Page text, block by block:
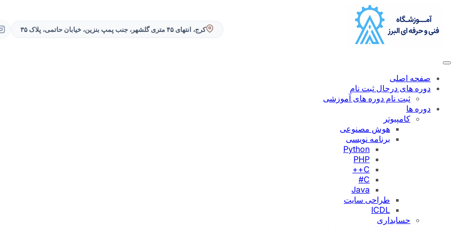
محتوا
کرج، انتهای ۴۵ متری گلشهر، جنب پمپ بنزین، خیابان حاتمی، پلاک ۳۵
صفحه اصلی
دوره های درحال ثبت نام
ثبت نام دوره های آموزشی
دوره ها
کامپیوتر
هوش مصنوعی
برنامه نویسی
Python
PHP
C++
C#
Java
طراحی سایت
ICDL
حسابداری